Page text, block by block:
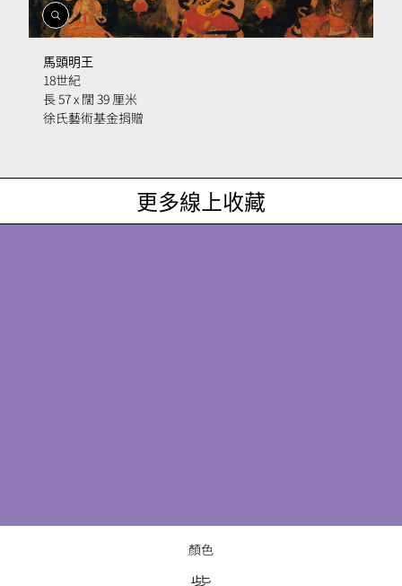
開
啟
相
簿
馬頭明王
18世紀
長 57 x 闊 39 厘米
徐氏藝術基金捐贈
更多線上收藏
顏色